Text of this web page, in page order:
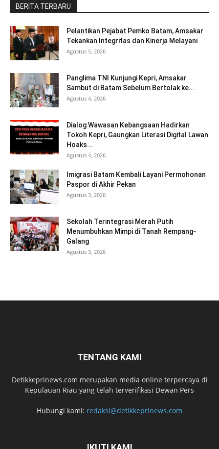
BERITA TERBARU
Pelantikan Pejabat Pemko Batam, Amsakar
Tekankan Integritas dan Kinerja Melayani
Agustus 5, 2026
Panglima TNI Kunjungi Kepri, Amsakar
Sambut di Batam Sebelum Bertolak ke...
Agustus 4, 2026
Dialog Wawasan Kebangsaan Hadirkan
Tokoh Kepri, Gaungkan Literasi Digital Lawan
Hoaks...
Agustus 4, 2026
Imigrasi Batam Kembali Layani Permohonan
Paspor di Akhir Pekan
Agustus 3, 2026
Sekolah Terintegrasi Merah Putih
Menumbuhkan Mimpi di Tanah Rempang-
Galang
Agustus 3, 2026
TENTANG KAMI
Detikkeprinews.com merupakan media online terpercaya di
Kepulauan Riau yang telah terverifikasi Dewan Pers
Hubungi kami: redaksi@detikkeprinews.com